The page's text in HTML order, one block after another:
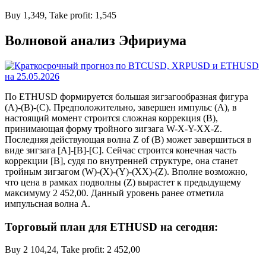
Buy 1,349, Take profit: 1,545
Волновой анализ Эфириума
По ETHUSD формируется большая зигзагообразная фигура
(A)-(B)-(C). Предположительно, завершен импульс (A), в
настоящий момент строится сложная коррекция (B),
принимающая форму тройного зигзага W-X-Y-XX-Z.
Последняя действующая волна Z of (B) может завершиться в
виде зигзага [A]-[B]-[C]. Сейчас строится конечная часть
коррекции [B], судя по внутренней структуре, она станет
тройным зигзагом (W)-(X)-(Y)-(XX)-(Z). Вполне возможно,
что цена в рамках подволны (Z) вырастет к предыдущему
максимуму 2 452,00. Данный уровень ранее отметила
импульсная волна A.
Торговый план для ETHUSD на сегодня:
Buy 2 104,24, Take profit: 2 452,00